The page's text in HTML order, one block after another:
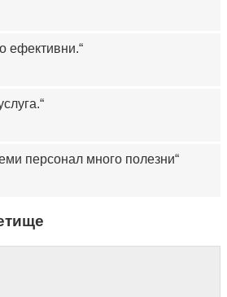
ефективни.
персонал много полезни